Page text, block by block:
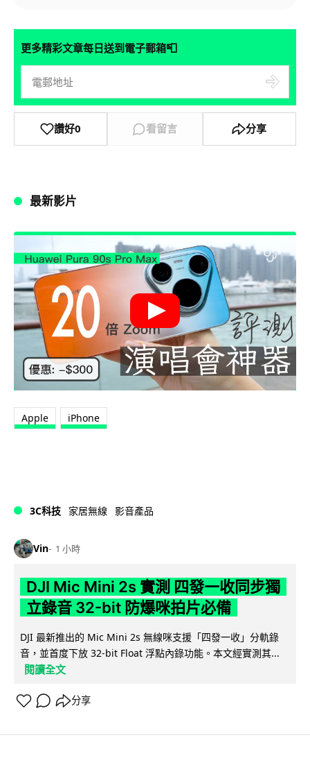
更多精彩文章每日送到電子郵箱📮
讚好0 看留言 分享
最新影片
Apple iPhone
3C科技 家居無線 影音產品
Vin 1 小時
DJI Mic Mini 2s 實測 四發一收同步獨
立錄音 32-bit 防爆咪拍片必備
DJI 最新推出的 Mic Mini 2s 無線咪支援「四發一收」分軌錄
音，並首度下放 32-bit Float 浮點內錄功能。本文經實測其...
閱讀全文
分享